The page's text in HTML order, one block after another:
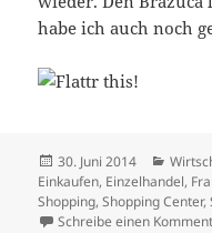
habe ich auch noch
Veröffentlicht
am
30. Juni 2014
Einkaufen, Einzelhandel,
Shopping,Shopping Center,
Schreibe einen